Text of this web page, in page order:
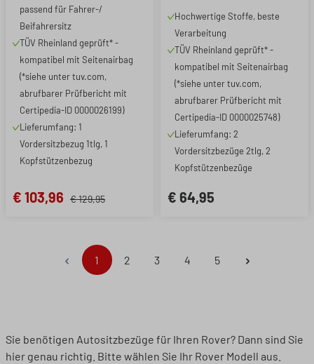
passend für Fahrer-/
Beifahrersitz
TÜV Rheinland geprüft* -
kompatibel mit Seitenairbag
(*siehe unter tuv.com,
abrufbarer Prüfbericht mit
Certipedia-ID 0000026199)
Lieferumfang: 1
Vordersitzbezug 1tlg, 1
Kopfstützenbezug
€ 103,96 € 129,95
Hochwertige Stoffe, beste
Verarbeitung
TÜV Rheinland geprüft* -
kompatibel mit Seitenairbag
(*siehe unter tuv.com,
abrufbarer Prüfbericht mit
Certipedia-ID 0000025748)
Lieferumfang: 2
Vordersitzbezüge 2tlg, 2
Kopfstützenbezüge
€ 64,95
Seite
1 Seite
2 Seite
3 Seite
4 Seite
5
Sie benötigen Autositzbezüge für Ihren Rover? Dann sind Sie
hier genau richtig. Bitte wählen Sie Ihr Rover Modell aus.